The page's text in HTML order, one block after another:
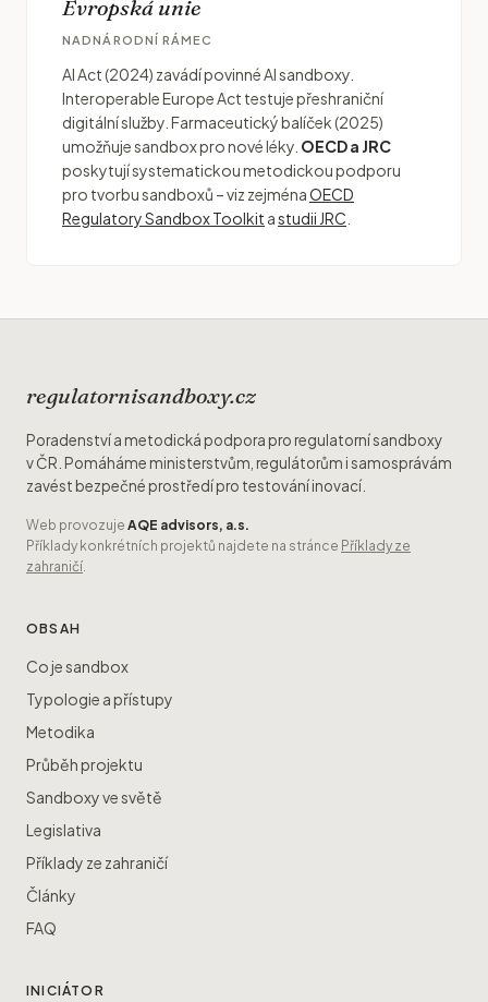
Evropská unie
NADNÁRODNÍ RÁMEC
AI Act (2024) zavádí povinné AI sandboxy.
Interoperable Europe Act testuje přeshraniční
digitální služby. Farmaceutický balíček (2025)
umožňuje sandbox pro nové léky. OECD a JRC
poskytují systematickou metodickou podporu
pro tvorbu sandboxů – viz zejménaOECD
Regulatory Sandbox Toolkit astudii JRC
regulatornisandboxy.cz
Poradenství a metodická podpora pro regulatorní sandboxy
v ČR. Pomáháme ministerstvům, regulátorům i samosprávám
zavést bezpečné prostředí pro testování inovací.
Web provozuje AQE advisors, a.s.
Příklady konkrétních projektů najdete na stránce Příklady ze
zahraničí.
OBSAH
Co je sandbox
Typologie a přístupy
Metodika
Průběh projektu
Sandboxy ve světě
Legislativa
Příklady ze zahraničí
Články
FAQ
INICIÁTOR